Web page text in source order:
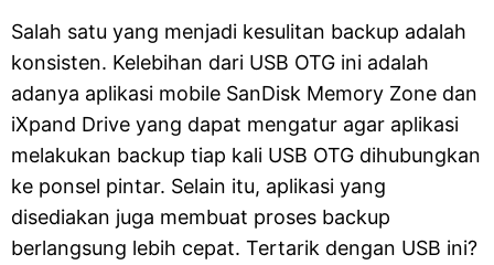
Salah satu yang menjadi kesulitan backup adalah
konsisten. Kelebihan dari USB OTG ini adalah
adanya aplikasi mobile SanDisk Memory Zone dan
iXpand Drive yang dapat mengatur agar aplikasi
melakukan backup tiap kali USB OTG dihubungkan
ke ponsel pintar. Selain itu, aplikasi yang
disediakan juga membuat proses backup
berlangsung lebih cepat. Tertarik dengan USB ini?